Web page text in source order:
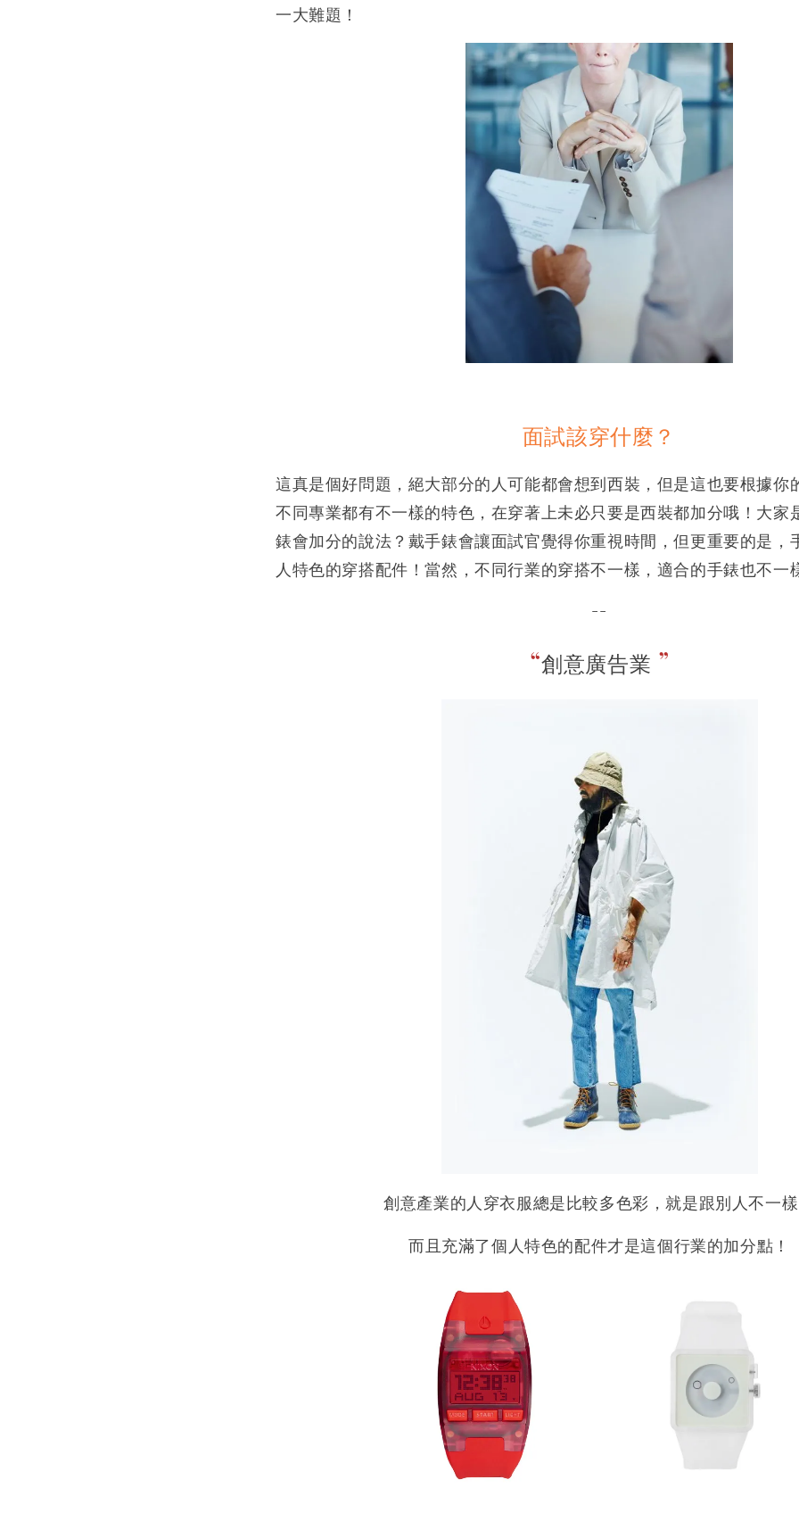
一大難題！
面試該穿什麼？
這真是個好問題，絕大部分的人可能都會想到西裝，但是這也要根據你
不同專業都有不一樣的特色，在穿著上未必只要是西裝都加分哦！大家
錶會加分的說法？戴手錶會讓面試官覺得你重視時間，但更重要的是，
人特色的穿搭配件！當然，不同行業的穿搭不一樣，適合的手錶也不一
--
“創意廣告業 ”
創意產業的人穿衣服總是比較多色彩，就是跟別人不一
而且充滿了個人特色的配件才是這個行業的加分點！